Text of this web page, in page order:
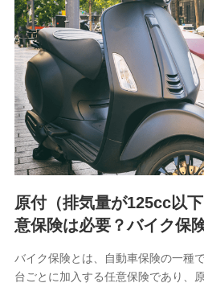
用履歴インターネット利用時の行
ーション利用時の行動に関する情
商品の名称・購入場所・決済に関
答に関する情報などが含まれます。
保険関連サービス情報
当社又は株式会社NTTドコモが提
関して取得し、又は保有する情報
時、資料請求受付時又はユーザー
た情報（氏名、住所、生年月日、
者の関係、保険加入の目的、保険
料のお支払方法、車のメーカーや
の構造や築年数などの情報、ペッ
果情報、メールマガジンを提供し
歴の情報及び保険の更改案内等を
送信履歴などの情報）が含まれま
当社又は株式会社NTTドコモが取
約に関する情報。例として、保険
原付（排気量が125cc以
意保険は必要？バイク保
バイク保険とは、自動車保険の一種
台ごとに加入する任意保険であり、